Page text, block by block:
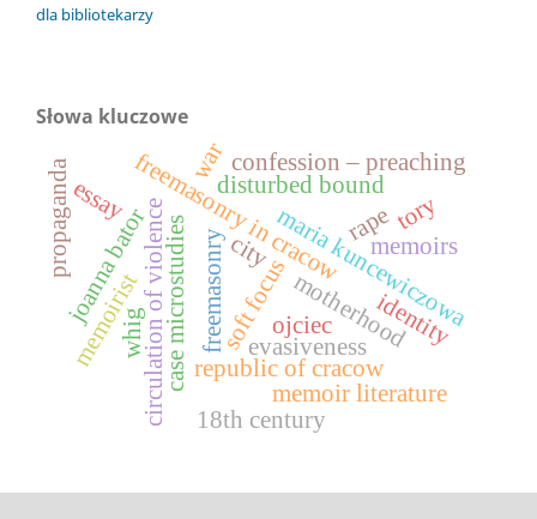
dla bibliotekarzy
Słowa kluczowe
freemasonry
freemasonry in cracow
republic of cracow
motherhood
rape
disturbed bound
circulation of violence maria kuncewiczowa
joanna bator
confession – preaching
memoirs
memoir literature
memoirist soft focus
evasiveness
case microstudies ojciec identity
city
war
propagandaessay tory
whig
18th century